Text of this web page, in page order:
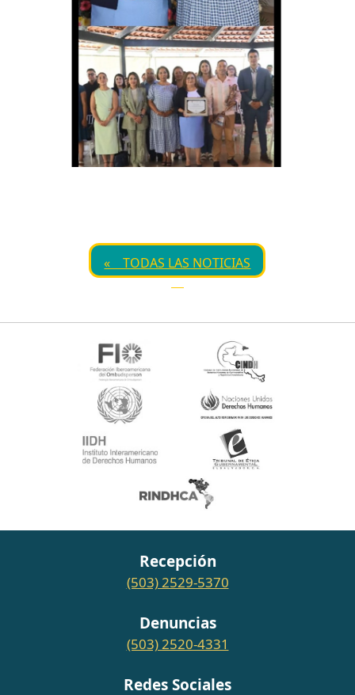
« TODAS LAS NOTICIAS
Recepción
(503) 2529-5370
Denuncias
(503) 2520-4331
Redes Sociales